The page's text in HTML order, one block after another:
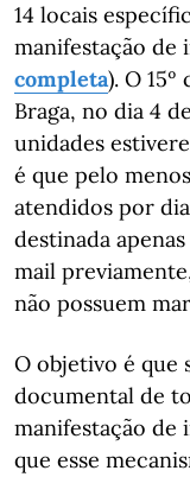
14 locais
manifestação de
completa). O
Braga, no dia 4
unidades
é que pelo
atendidos por
destinada
mail
não possuem
O objetivo é que
documental de
manifestação de
que esse